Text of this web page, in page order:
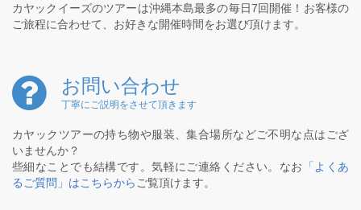
カヤックイーズのツアーは沖縄本島最多の毎日7回開催！お客様の
ご旅程に合わせて、お好きな開催時間をお選び頂けます。
お問い合わせ
丁寧にご説明をさせて頂きます
カヤックツアーの持ち物や服装、集合場所などご不明な点はござ
いませんか？
些細なことでも結構です。気軽にご連絡ください。なお
「よくあ
るご質問」はこちらから ご覧頂けます。